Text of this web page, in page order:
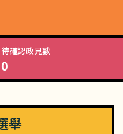
待確認政見數
0
舉